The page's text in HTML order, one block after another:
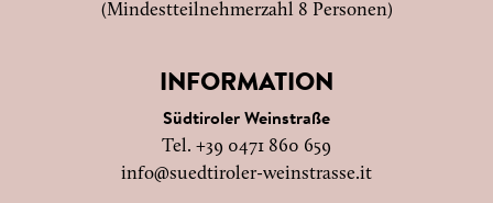
(Mindestteilnehmerzahl 8 Personen)
INFORMATION
Südtiroler Weinstraße
Tel. +39 0471 860 659
info@suedtiroler-weinstrasse.it